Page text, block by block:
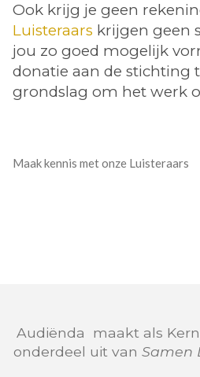
Ook krijg je geen
Luisteraars krijgen geen
jou zo goed mogelijk
donatie aan de stichting
grondslag om het werk
Maak kennis met onze Luisteraars
Audiënda maakt als
onderdeel uit van Samen